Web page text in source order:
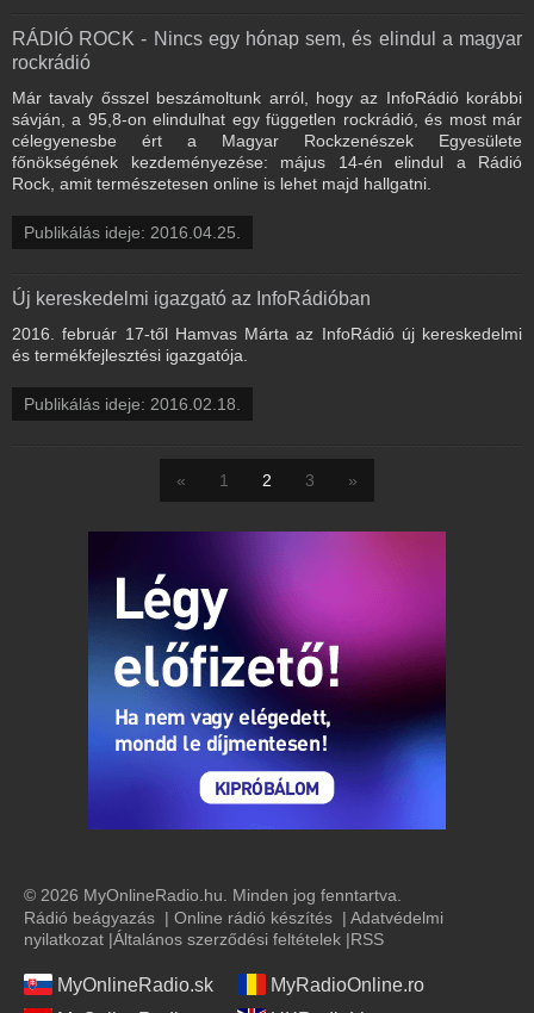
RÁDIÓ ROCK - Nincs egy hónap sem, és elindul a magyar
rockrádió
Már tavaly ősszel beszámoltunk arról, hogy az InfoRádió korábbi
sávján, a 95,8-on elindulhat egy független rockrádió, és most már
célegyenesbe ért a Magyar Rockzenészek Egyesülete
főnökségének kezdeményezése: május 14-én elindul a Rádió
Rock, amit természetesen online is lehet majd hallgatni.
Publikálás ideje: 2016.04.25.
Új kereskedelmi igazgató az InfoRádióban
2016. február 17-től Hamvas Márta az InfoRádió új kereskedelmi
és termékfejlesztési igazgatója.
Publikálás ideje: 2016.02.18.
« 1 2 3 »
© 2026 MyOnlineRadio.hu. Minden jog fenntartva.
Rádió beágyazás | Online rádió készítés | Adatvédelmi
nyilatkozat |Általános szerződési feltételek |RSS
MyOnlineRadio.sk
MyRadioOnline.ro